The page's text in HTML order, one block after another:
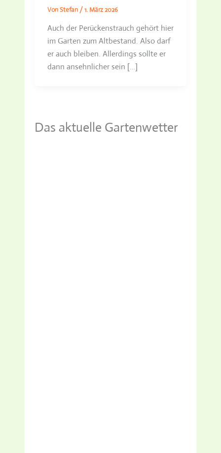
VonStefan /1. März 2026
Auch der Perückenstrauch gehört hier
im Garten zum Altbestand. Also darf
er auch bleiben. Allerdings sollte er
dann ansehnlicher sein […]
Das aktuelle Gartenwetter